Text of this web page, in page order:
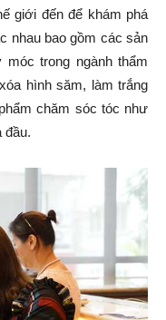
giới đến để khám phá
nhau bao gồm các sản
trong ngành thẩm
hình săm, làm trắng
chăm sóc tóc như
đầu.